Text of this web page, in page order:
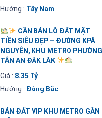
Hướng : Tây Nam
CẦN BÁN LÔ ĐẤT MẶT
TIỀN SIÊU ĐẸP – ĐƯỜNG KPĂ
NGUYÊN, KHU METRO PHƯỜNG
TÂN AN ĐĂK LĂK
Giá : 8.35 Tỷ
Hướng : Đông Bắc
BÁN ĐẤT VIP KHU METRO GẦN